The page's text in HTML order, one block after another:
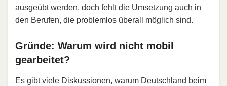
ausgeübt werden, doch fehlt die Umsetzung auch in
den Berufen, die problemlos überall möglich sind.
Gründe: Warum wird nicht mobil
gearbeitet?
Es gibt viele Diskussionen, warum Deutschland beim